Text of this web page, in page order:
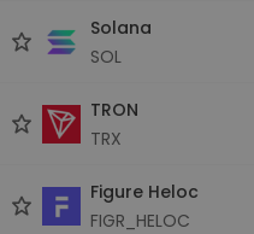
Solana
SOL
TRON
TRX
Figure Heloc
FIGR_HELOC